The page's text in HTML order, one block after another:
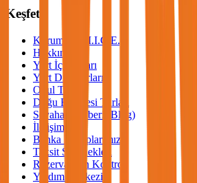
Keşfet
Kurumsal (M.I.C.E.)
Hakkımızda
Yurt İçi Turları
Yurt Dışı Turları
Okul Turları
Doğu Ekspresi Turları
Seyahat Rehberi (Blog)
İletişim
Banka Hesaplarımız
Taksit Seçenekleri
Rezervasyon Kontrol
Yardım Merkezi